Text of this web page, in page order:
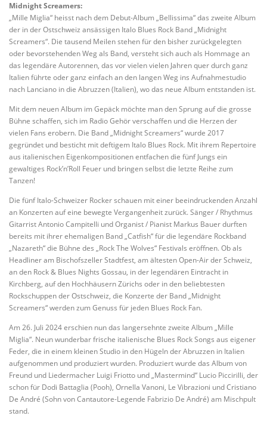
Midnight Screamers:
„Mille Miglia“ heisst nach dem Debut-Album „Bellissima“ das zweite Album
der in der Ostschweiz ansässigen Italo Blues Rock Band „Midnight
Screamers“. Die tausend Meilen stehen für den bisher zurückgelegten
oder bevorstehenden Weg als Band, versteht sich auch als Hommage an
das legendäre Autorennen, das vor vielen vielen Jahren quer durch ganz
Italien führte oder ganz einfach an den langen Weg ins Aufnahmestudio
nach Lanciano in die Abruzzen (Italien), wo das neue Album entstanden ist.
Mit dem neuen Album im Gepäck möchte man den Sprung auf die grosse
Bühne schaffen, sich im Radio Gehör verschaffen und die Herzen der
vielen Fans erobern. Die Band „Midnight Screamers“ wurde 2017
gegründet und besticht mit deftigem Italo Blues Rock. Mit ihrem Repertoire
aus italienischen Eigenkompositionen entfachen die fünf Jungs ein
gewaltiges Rock’n’Roll Feuer und bringen selbst die letzte Reihe zum
Tanzen!
Die fünf Italo-Schweizer Rocker schauen mit einer beeindruckenden Anzahl
an Konzerten auf eine bewegte Vergangenheit zurück. Sänger / Rhythmus
Gitarrist Antonio Campitelli und Organist / Pianist Markus Bauer durften
bereits mit ihrer ehemaligen Band „Catfish“ für die legendäre Rockband
„Nazareth“ die Bühne des „Rock The Wolves“ Festivals eröffnen. Ob als
Headliner am Bischofszeller Stadtfest, am ältesten Open-Air der Schweiz,
an den Rock & Blues Nights Gossau, in der legendären Eintracht in
Kirchberg, auf den Hochhäusern Zürichs oder in den beliebtesten
Rockschuppen der Ostschweiz, die Konzerte der Band „Midnight
Screamers“ werden zum Genuss für jeden Blues Rock Fan.
Am 26. Juli 2024 erschien nun das langersehnte zweite Album „Mille
Miglia“. Neun wunderbar frische italienische Blues Rock Songs aus eigener
Feder, die in einem kleinen Studio in den Hügeln der Abruzzen in Italien
aufgenommen und produziert wurden. Produziert wurde das Album von
Freund und Liedermacher Luigi Friotto und „Mastermind“ Lucio Piccirilli, der
schon für Dodi Battaglia (Pooh), Ornella Vanoni, Le Vibrazioni und Cristiano
De André (Sohn von Cantautore-Legende Fabrizio De André) am Mischpult
stand.